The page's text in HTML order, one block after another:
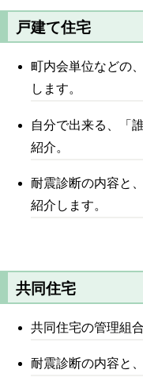
戸建て住宅
町内会単位などの
します。
自分で出来る、「
紹介。
耐震診断の内容と
紹介します。
共同住宅
共同住宅の管理組
耐震診断の内容と